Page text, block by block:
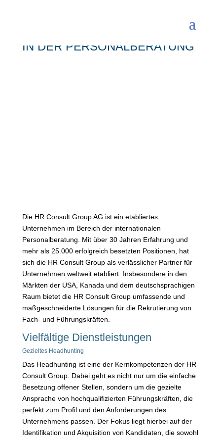
IN DER PERSONALBERATUNG
Die HR Consult Group AG ist ein etabliertes
Unternehmen im Bereich der internationalen
Personalberatung. Mit über 30 Jahren Erfahrung und
mehr als 25.000 erfolgreich besetzten Positionen, hat
sich die HR Consult Group als verlässlicher Partner für
Unternehmen weltweit etabliert. Insbesondere in den
Märkten der USA, Kanada und dem deutschsprachigen
Raum bietet die HR Consult Group umfassende und
maßgeschneiderte Lösungen für die Rekrutierung von
Fach- und Führungskräften.
Vielfältige Dienstleistungen
Gezieltes Headhunting
Das Headhunting ist eine der Kernkompetenzen der HR
Consult Group. Dabei geht es nicht nur um die einfache
Besetzung offener Stellen, sondern um die gezielte
Ansprache von hochqualifizierten Führungskräften, die
perfekt zum Profil und den Anforderungen des
Unternehmens passen. Der Fokus liegt hierbei auf der
Identifikation und Akquisition von Kandidaten, die sowohl